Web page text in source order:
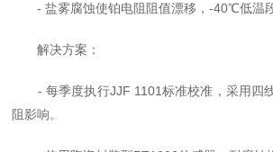
- 盐雾腐蚀使铂电阻阻值漂移，-40℃低温段
解决方案：
- 每季度执行JJF 1101标准校准，采用四
阻影响。